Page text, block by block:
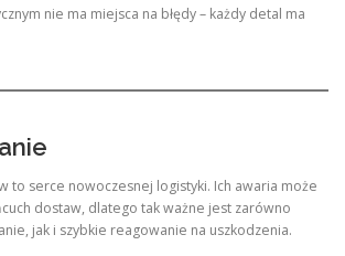
nie ma miejsca na błędy – każdy detal ma
to serce nowoczesnej logistyki. Ich awaria może
dostaw, dlatego tak ważne jest zarówno
jak i szybkie reagowanie na uszkodzenia.